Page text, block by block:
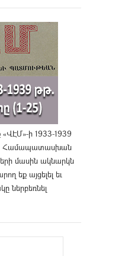
«ՎԷՄ»-ի 1933-1939
Համապատասխան
մասին ակնարկն
եք այցելել եւ
ներբեռնել